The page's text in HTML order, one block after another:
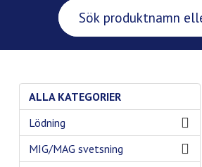
ALLA KATEGORIER
Lödning
MIG/MAG svetsning